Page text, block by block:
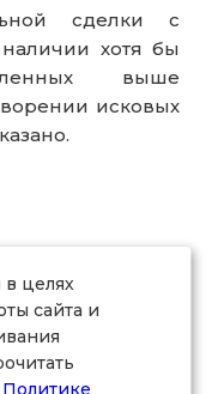
сделки с
хотя бы
выше
исковых
по иску о
которой
обратить
целях
сайта и
Политике